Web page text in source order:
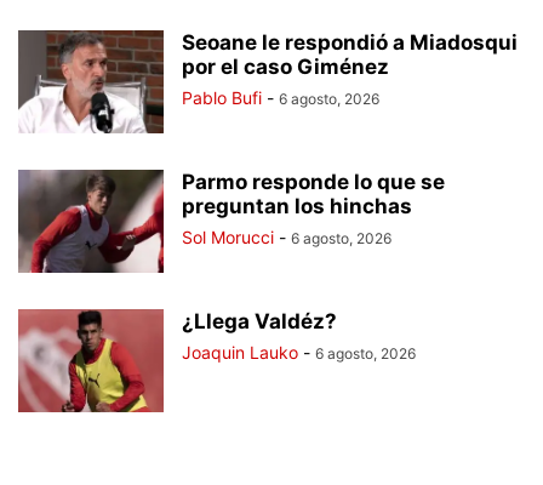
Seoane le respondió a Miadosqui
por el caso Giménez
Pablo Bufi - 6 agosto, 2026
Parmo responde lo que se
preguntan los hinchas
Sol Morucci - 6 agosto, 2026
¿Llega Valdéz?
Joaquin Lauko - 6 agosto, 2026